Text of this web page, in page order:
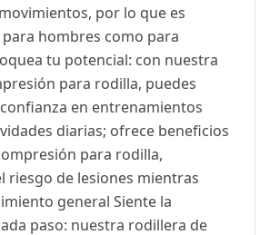
por lo que es
hombres como para
tu potencial: con nuestra
para rodilla, puedes
en entrenamientos
diarias; ofrece beneficios
para rodilla,
riesgo de lesiones mientras
general Siente la
paso: nuestra rodillera de